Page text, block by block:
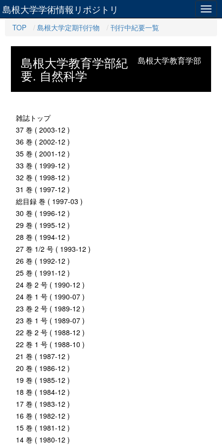
島根大学学術情報リポジトリ
TOP 島根大学定期刊行物 刊行中紀要一覧
島根大学教育学部
島根大学教育学部紀
要. 自然科学
雑誌トップ
37 巻 ( 2003-12 )
36 巻 ( 2002-12 )
35 巻 ( 2001-12 )
33 巻 ( 1999-12 )
32 巻 ( 1998-12 )
31 巻 ( 1997-12 )
総目録 巻 ( 1997-03 )
30 巻 ( 1996-12 )
29 巻 ( 1995-12 )
28 巻 ( 1994-12 )
27 巻 1/2 号 ( 1993-12 )
26 巻 ( 1992-12 )
25 巻 ( 1991-12 )
24 巻 2 号 ( 1990-12 )
24 巻 1 号 ( 1990-07 )
23 巻 2 号 ( 1989-12 )
23 巻 1 号 ( 1989-07 )
22 巻 2 号 ( 1988-12 )
22 巻 1 号 ( 1988-10 )
21 巻 ( 1987-12 )
20 巻 ( 1986-12 )
19 巻 ( 1985-12 )
18 巻 ( 1984-12 )
17 巻 ( 1983-12 )
16 巻 ( 1982-12 )
15 巻 ( 1981-12 )
14 巻 ( 1980-12 )